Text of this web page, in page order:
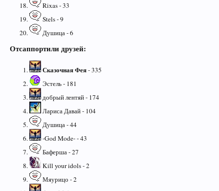
Rixas - 33
Stels - 9
Душица - 6
Отсаппортили друзей:
Сказочная Фея- 335
Эстель - 181
добрый лентяй - 174
Лариса Давай - 104
Душица - 44
-God Mode- - 43
Баферша - 27
Kill your idols - 2
Мяурицо - 2